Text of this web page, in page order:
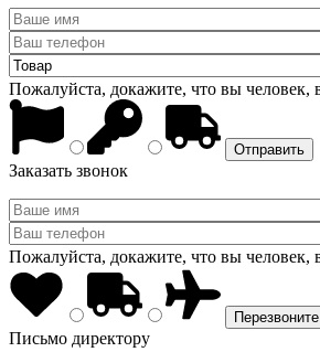
Пожалуйста, докажите, что вы человек,
Заказать звонок
Пожалуйста, докажите, что вы человек,
Письмо директору